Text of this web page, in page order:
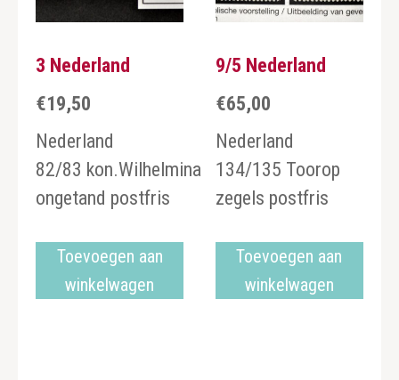
3 Nederland
€19,50
Nederland
82/83 kon.Wilhelmina
ongetand postfris
Toevoegen aan
winkelwagen
9/5 Nederland
€65,00
Nederland
134/135 Toorop
zegels postfris
Toevoegen aan
winkelwagen